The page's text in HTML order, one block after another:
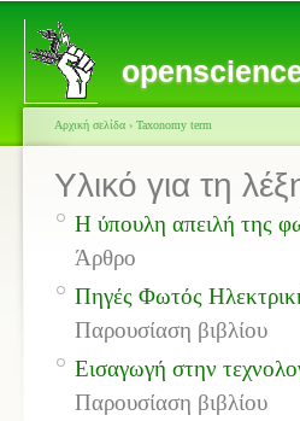
Αρχική σελίδα › Taxonomy term
Υλικό για τη
Η ύπουλη απειλή της
Άρθρο
Πηγές Φωτός
Παρουσίαση βιβλίου
Εισαγωγή στην
Παρουσίαση βιβλίου